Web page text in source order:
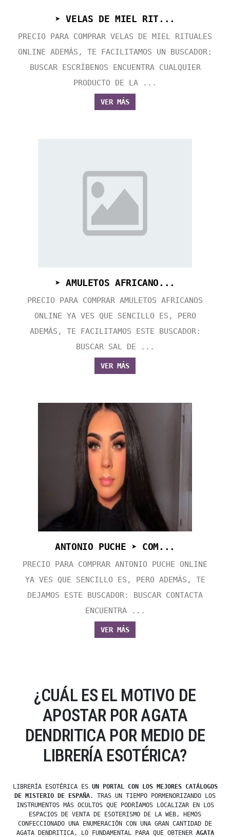
➤ VELAS DE MIEL RIT...
PRECIO PARA COMPRAR VELAS DE MIEL RITUALES
ONLINE ADEMÁS, TE FACILITAMOS UN BUSCADOR:
BUSCAR ESCRÍBENOS ENCUENTRA CUALQUIER
PRODUCTO DE LA ...
VER MÁS
➤ AMULETOS AFRICANO...
PRECIO PARA COMPRAR AMULETOS AFRICANOS
ONLINE YA VES QUE SENCILLO ES, PERO
ADEMÁS, TE FACILITAMOS ESTE BUSCADOR:
BUSCAR SAL DE ...
VER MÁS
ANTONIO PUCHE ➤ COM...
PRECIO PARA COMPRAR ANTONIO PUCHE ONLINE
YA VES QUE SENCILLO ES, PERO ADEMÁS, TE
DEJAMOS ESTE BUSCADOR: BUSCAR CONTACTA
ENCUENTRA ...
VER MÁS
¿CUÁL ES EL MOTIVO DE
APOSTAR POR AGATA
DENDRITICA POR MEDIO DE
LIBRERÍA ESOTÉRICA?
LIBRERÍA ESOTÉRICA ES UN PORTAL CON LOS MEJORES CATÁLOGOS
DE MISTERIO DE ESPAÑA. TRAS UN TIEMPO PORMENORIZANDO LOS
INSTRUMENTOS MÁS OCULTOS QUE PODRÍAMOS LOCALIZAR EN LOS
ESPACIOS DE VENTA DE ESOTERISMO DE LA WEB, HEMOS
CONFECCIONADO UNA ENUMERACIÓN CON UNA GRAN CANTIDAD DE
AGATA DENDRITICA, LO FUNDAMENTAL PARA QUE OBTENER AGATA